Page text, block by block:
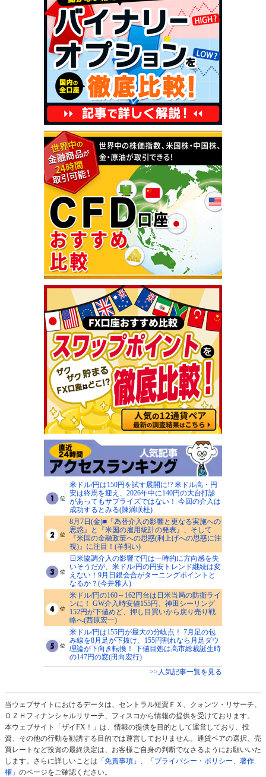
米ドル/円は150円を試す展開に!? 米ドル高・円
安は終焉を迎え、2026年中に140円の大台打診
があってもサプライズではない！ 今回の介入は
成功するとみる(陳満咲杜)
8月7日(金)■『為替介入の影響と更なる実施への
思惑』と『米国の雇用統計の発表』、そして
『米国の金融政策への思惑(利上げへの思惑に注
視)』に注目！(羊飼い)
日米協調介入の影響で円は一時的に方向感を失
いそうだが、米ドル/円の円安トレンド継続は変
えない！9月日銀会合がターニングポイントと
なるか？(今井雅人)
米ドル/円の160～162円台は日米当局の防衛ライ
ンに！ GW介入時安値155円、神田シーリング
152円が下値めど、押し目買いから戻り売り戦
略へ(西原宏一)
米ドル/円は155円が最大の分岐点！ 7月足の包
み線を8月足が下抜け、155円割れなら月足ダウ
理論が下向き転換！ 下値目処は高市総裁誕生時
の147円の窓(田向宏行)
>>人気記事一覧を見る
当ウェブサイトにおけるデータは、セントラル短資ＦＸ、クォンツ・リサーチ、
ＤＺＨフィナンシャルリサーチ、フィスコから情報の提供を受けております。
本ウェブサイト「ザイFX！」は、情報の提供を目的として運営しており、投
資、その他の行動を勧誘する目的では運営しておりません。通貨ペアの選択、売
買レートなど投資の最終決定は、お客様ご自身の判断でなさるようにお願いいた
します。さらに詳しいことは 「免責事項」 、
「プライバシー・ポリシー、著作
権」 のページをご確認ください。